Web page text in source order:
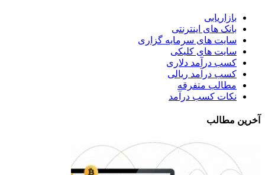
بازاریابی
بانک های اینترنتی
سایت های سرمایه گزاری
سایت های کلیکی
کسب درآمد دلاری
کسب درآمد ریالی
مطالب متفرقه
نکات کسب درآمد
آخرین مطالب